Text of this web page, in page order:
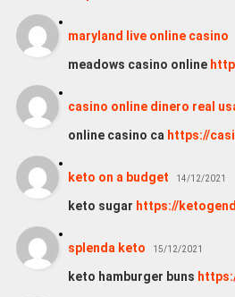
maryland live online casino
meadows casino online
casino online dinero real
online casino ca https://
keto on a budget 14/12/2021
keto sugar https://
splenda keto 15/12/2021
keto hamburger buns